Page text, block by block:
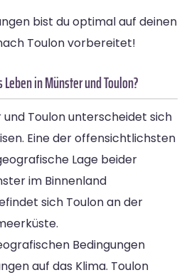
bist du optimal auf deinen
Toulon vorbereitet!
in Münster und Toulon?
und Toulon unterscheidet sich
Eine der offensichtlichsten
Lage beider
im Binnenland
sich Toulon an der
Bedingungen
auf das Klima. Toulon